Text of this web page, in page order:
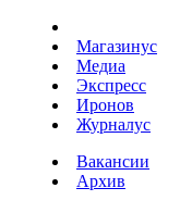
Магазинус
Медиа
Экспресс
Иронов
Журналус
Вакансии
Архив